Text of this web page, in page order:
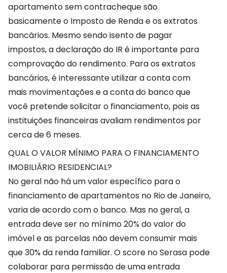
apartamento sem contracheque são
basicamente o Imposto de Renda e os extratos
bancários. Mesmo sendo isento de pagar
impostos, a declaração do IR é importante para
comprovação do rendimento. Para os extratos
bancários, é interessante utilizar a conta com
mais movimentações e a conta do banco que
você pretende solicitar o financiamento, pois as
instituições financeiras avaliam rendimentos por
cerca de 6 meses.
QUAL O VALOR MÍNIMO PARA O FINANCIAMENTO
IMOBILIÁRIO RESIDENCIAL?
No geral não há um valor específico para o
financiamento de apartamentos no Rio de Janeiro,
varia de acordo com o banco. Mas no geral, a
entrada deve ser no mínimo 20% do valor do
imóvel e as parcelas não devem consumir mais
que 30% da renda familiar. O score no Serasa pode
colaborar para permissão de uma entrada